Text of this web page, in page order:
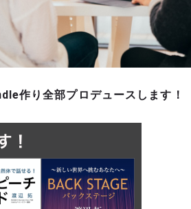
作り全部プロデュースします！